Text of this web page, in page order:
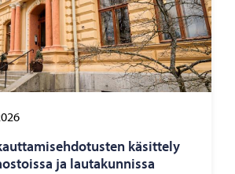
kä­sit­te­ly
ja lau­ta­kun­nis­sa